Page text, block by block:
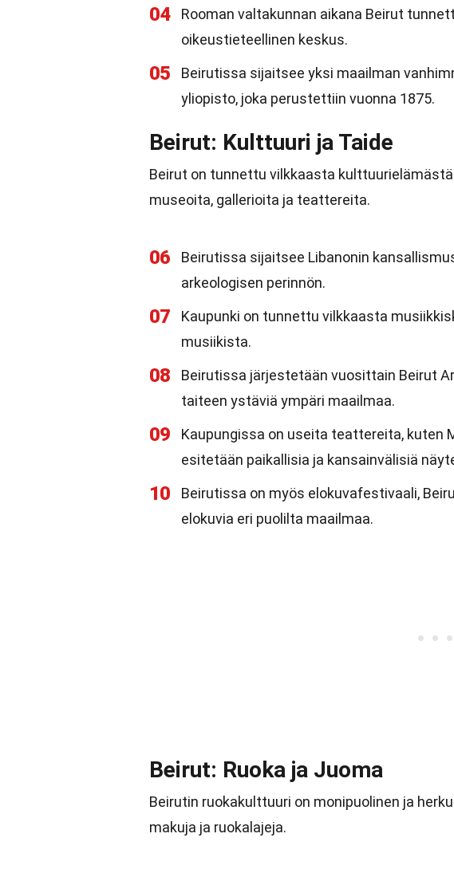
04
Rooman valtakunnan aikana Beirut
oikeustieteellinen keskus.
05
Beirutissa sijaitsee yksi maailman
yliopisto, joka perustettiin vuonna 1875.
Beirut: Kulttuuri ja Taide
Beirut on tunnettu vilkkaasta
museoita, gallerioita ja teattereita.
06
Beirutissa sijaitsee Libanonin
arkeologisen perinnön.
07
Kaupunki on tunnettu vilkkaasta
musiikista.
08
Beirutissa järjestetään vuosittain Beirut
taiteen ystäviä ympäri maailmaa.
09
Kaupungissa on useita teattereita, kuten
esitetään paikallisia ja kansainvälisiä
10
Beirutissa on myös elokuvafestivaali,
elokuvia eri puolilta maailmaa.
Beirut: Ruoka ja Juoma
Beirutin ruokakulttuuri on monipuolinen ja
makuja ja ruokalajeja.